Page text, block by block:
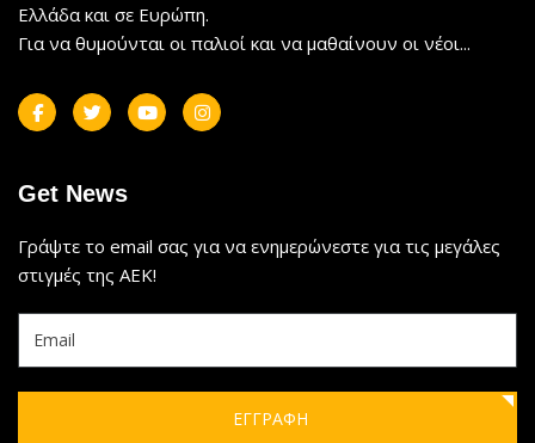
Ελλάδα και σε Ευρώπη.
Για να θυμούνται οι παλιοί και να μαθαίνουν οι νέοι...
Get News
Γράψτε το email σας για να ενημερώνεστε για τις μεγάλες
στιγμές της ΑΕΚ!
ΕΓΓΡΑΦΗ